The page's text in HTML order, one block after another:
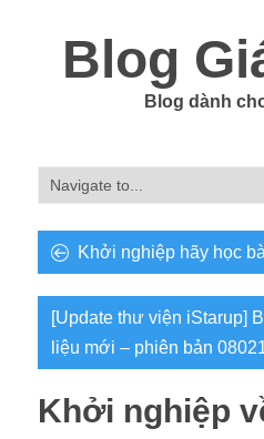
Blog
Blog dành
Khởi nghiệp hãy học
[Update thư viện iStarup]
liệu mới – phiên bản
Khởi nghiệp